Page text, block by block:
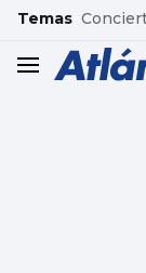
common.go-to-
Temas